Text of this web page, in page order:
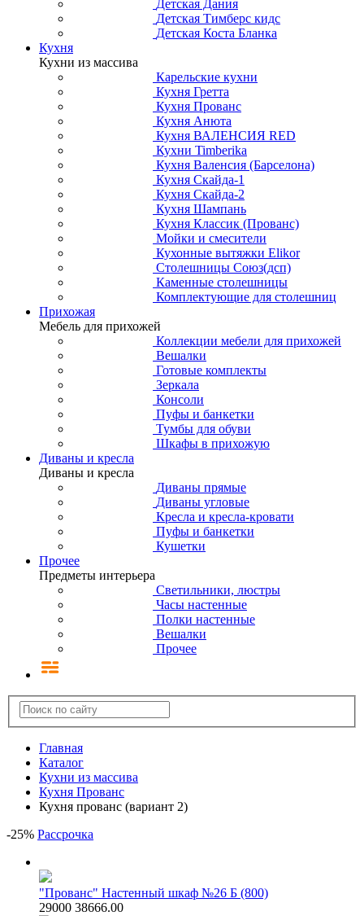
Детская Дания
Детская Тимберс кидс
Детская Коста Бланка
Кухня
Кухни из массива
Карельские кухни
Кухня Гретта
Кухня Прованс
Кухня Анюта
Кухня ВАЛЕНСИЯ RED
Кухни Timberika
Кухня Валенсия (Барселона)
Кухня Скайда-1
Кухня Скайда-2
Кухня Шампань
Кухня Классик (Прованс)
Мойки и смесители
Кухонные вытяжки Elikor
Столешницы Союз(дсп)
Каменные столешницы
Комплектующие для столешниц
Прихожая
Мебель для прихожей
Коллекции мебели для прихожей
Вешалки
Готовые комплекты
Зеркала
Консоли
Пуфы и банкетки
Тумбы для обуви
Шкафы в прихожую
Диваны и кресла
Диваны и кресла
Диваны прямые
Диваны угловые
Кресла и кресла-кровати
Пуфы и банкетки
Кушетки
Прочее
Предметы интерьера
Светильники, люстры
Часы настенные
Полки настенные
Вешалки
Прочее
Главная
Каталог
Кухни из массива
Кухня Прованс
Кухня прованс (вариант 2)
-25% Рассрочка
"Прованс" Настенный шкаф №26 Б (800)
29000 38666.00